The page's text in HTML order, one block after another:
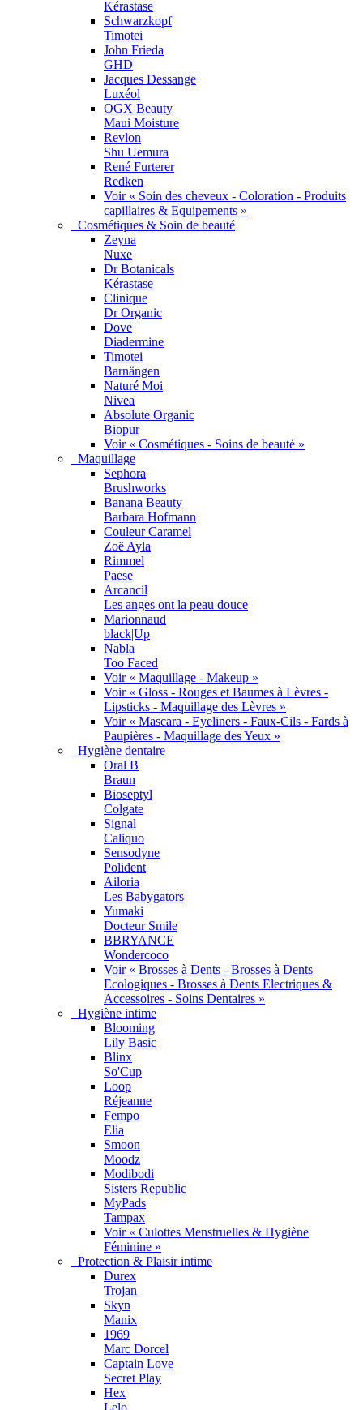
Kérastase
Schwarzkopf
Timotei
John Frieda
GHD
Jacques Dessange
Luxéol
OGX Beauty
Maui Moisture
Revlon
Shu Uemura
René Furterer
Redken
Voir « Soin des cheveux - Coloration - Produits
capillaires & Equipements »
Cosmétiques & Soin de beauté
Zeyna
Nuxe
Dr Botanicals
Kérastase
Clinique
Dr Organic
Dove
Diadermine
Timotei
Barnängen
Naturé Moi
Nivea
Absolute Organic
Biopur
Voir « Cosmétiques - Soins de beauté »
Maquillage
Sephora
Brushworks
Banana Beauty
Barbara Hofmann
Couleur Caramel
Zoë Ayla
Rimmel
Paese
Arcancil
Les anges ont la peau douce
Marionnaud
black|Up
Nabla
Too Faced
Voir « Maquillage - Makeup »
Voir « Gloss - Rouges et Baumes à Lèvres -
Lipsticks - Maquillage des Lèvres »
Voir « Mascara - Eyeliners - Faux-Cils - Fards à
Paupières - Maquillage des Yeux »
Hygiène dentaire
Oral B
Braun
Bioseptyl
Colgate
Signal
Caliquo
Sensodyne
Polident
Ailoria
Les Babygators
Yumaki
Docteur Smile
BBRYANCE
Wondercoco
Voir « Brosses à Dents - Brosses à Dents
Ecologiques - Brosses à Dents Electriques &
Accessoires - Soins Dentaires »
Hygiène intime
Blooming
Lily Basic
Blinx
So'Cup
Loop
Réjeanne
Fempo
Elia
Smoon
Moodz
Modibodi
Sisters Republic
MyPads
Tampax
Voir « Culottes Menstruelles & Hygiène
Féminine »
Protection & Plaisir intime
Durex
Trojan
Skyn
Manix
1969
Marc Dorcel
Captain Love
Secret Play
Hex
Lelo